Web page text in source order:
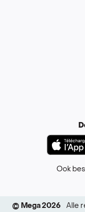
Ook
© Mega 2026 Alle